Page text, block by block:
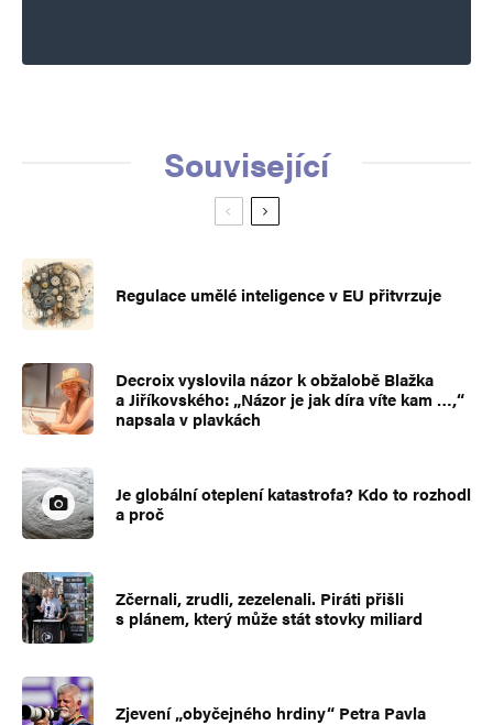
Související
Regulace umělé inteligence v EU přitvrzuje
Decroix vyslovila názor k obžalobě Blažka
a Jiříkovského: „Názor je jak díra víte kam …,“
napsala v plavkách
Je globální oteplení katastrofa? Kdo to rozhodl
a proč
Zčernali, zrudli, zezelenali. Piráti přišli
s plánem, který může stát stovky miliard
Zjevení „obyčejného hrdiny“ Petra Pavla